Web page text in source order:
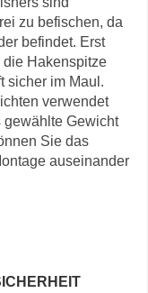
zu befischen, da
befindet. Erst
Hakenspitze
sicher im Maul.
verwendet
gewählte Gewicht
Sie das
auseinander